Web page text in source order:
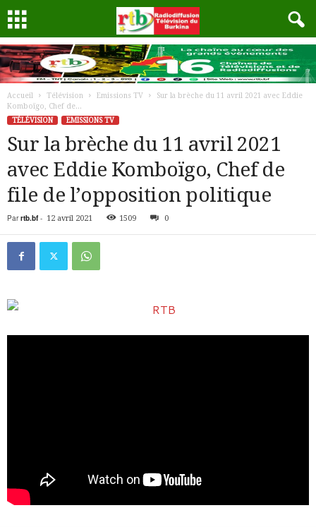
Accueil Télévision Emissions TV
Sur la brèche du 11 avril 2021 avec Eddie
Komboïgo, Chef de...
TÉLÉVISION
EMISSIONS TV
Sur la brèche du 11 avril 2021
avec Eddie Komboïgo, Chef de
file de l’opposition politique
Par rtb.bf- 12 avril 2021 1509 0